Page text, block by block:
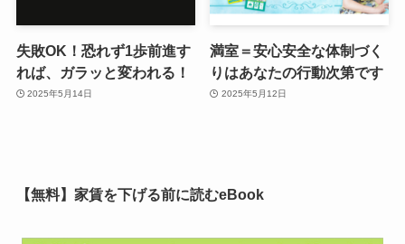
失敗OK！恐れず1歩前進す
れば、ガラッと変われる！
2025年5月14日
満室＝安心安全な体制づく
りはあなたの行動次第です
2025年5月12日
【無料】家賃を下げる前に読むeBook